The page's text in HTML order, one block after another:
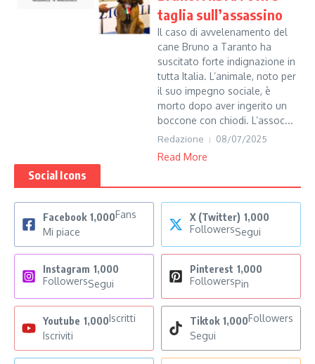
taglia sull’assassino
Il caso di avvelenamento del
cane Bruno a Taranto ha
suscitato forte indignazione in
tutta Italia. L’animale, noto per
il suo impegno sociale, è
morto dopo aver ingerito un
boccone con chiodi. L’assoc...
Redazione 08/07/2025
Read More
Social Icons
Facebook 1,000Fans
Mi piace
X (Twitter) 1,000
FollowersSegui
Instagram 1,000
FollowersSegui
Pinterest 1,000
FollowersPin
Youtube 1,000Iscritti
Iscriviti
Tiktok 1,000Followers
Segui